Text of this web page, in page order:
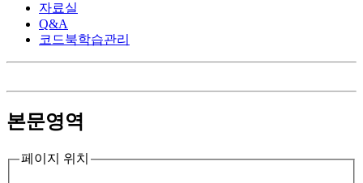
자료실
Q&A
코드북학습관리
본문영역
페이지 위치